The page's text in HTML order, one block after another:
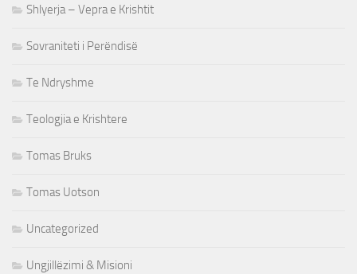
Shlyerja – Vepra e Krishtit
Sovraniteti i Perëndisë
Te Ndryshme
Teologjia e Krishtere
Tomas Bruks
Tomas Uotson
Uncategorized
Ungjillëzimi & Misioni